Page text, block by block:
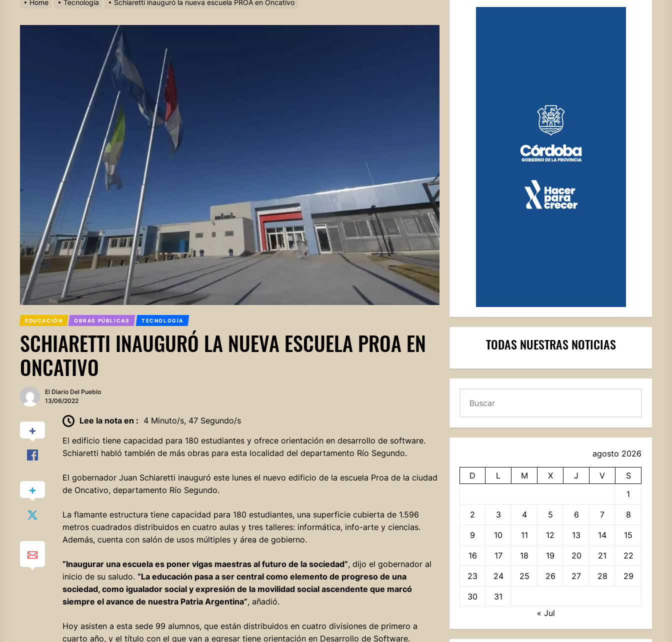
Home Tecnología Schiaretti inauguró la nueva escuela PROA en Oncativo
EDUCACIÓN OBRAS PÚBLICAS TECNOLOGÍA
SCHIARETTI INAUGURÓ LA NUEVA ESCUELA PROA EN
ONCATIVO
El Diario Del Pueblo
13/06/2022
Lee la nota en : 4 Minuto/s, 47 Segundo/s
El edificio tiene capacidad para 180 estudiantes y ofrece orientación en desarrollo de software.
Schiaretti habló también de más obras para esta localidad del departamento Río Segundo.
El gobernador Juan Schiaretti inauguró este lunes el nuevo edificio de la escuela Proa de la ciudad
de Oncativo, departamento Río Segundo.
La flamante estructura tiene capacidad para 180 estudiantes, una superficie cubierta de 1.596
metros cuadrados distribuidos en cuatro aulas y tres talleres: informática, info-arte y ciencias.
Además, cuenta con salón de usos múltiples y área de gobierno.
“Inaugurar una escuela es poner vigas maestras al futuro de la sociedad”, dijo el gobernador al
inicio de su saludo. “La educación pasa a ser central como elemento de progreso de una
sociedad, como igualador social y expresión de la movilidad social ascendente que marcó
siempre el avance de nuestra Patria Argentina”, añadió.
Hoy asisten a esta sede 99 alumnos, que están distribuidos en cuatro divisiones de primero a
cuarto año, y el título con el que van a egresar tiene orientación en Desarrollo de Software.
TODAS NUESTRAS NOTICIAS
agosto 2026
D L M X J V
S
1
2 3 4 5 6 7 8
9 10 11 12 13 14 15
16 17 18 19 20 21 22
23 24 25 26 27 28 29
30
31
« Jul